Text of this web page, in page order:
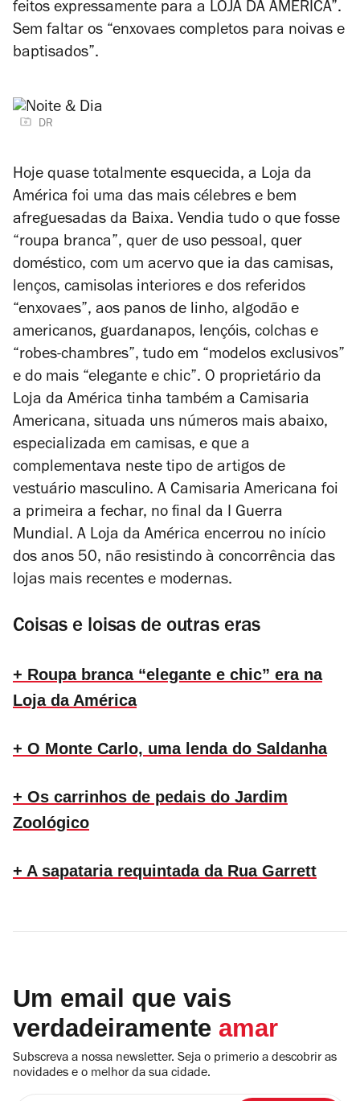
feitos expressamente para a LOJA DA AMÉRICA”.
Sem faltar os “enxovaes completos para noivas e
baptisados”.
DR
Hoje quase totalmente esquecida, a Loja da
América foi uma das mais célebres e bem
afreguesadas da Baixa. Vendia tudo o que fosse
“roupa branca”, quer de uso pessoal, quer
doméstico, com um acervo que ia das camisas,
lenços, camisolas interiores e dos referidos
“enxovaes”, aos panos de linho, algodão e
americanos, guardanapos, lençóis, colchas e
“robes-chambres”, tudo em “modelos exclusivos”
e do mais “elegante e chic”. O proprietário da
Loja da América tinha também a Camisaria
Americana, situada uns números mais abaixo,
especializada em camisas, e que a
complementava neste tipo de artigos de
vestuário masculino. A Camisaria Americana foi
a primeira a fechar, no final da I Guerra
Mundial. A Loja da América encerrou no início
dos anos 50, não resistindo à concorrência das
lojas mais recentes e modernas.
Coisas e loisas de outras eras
+ Roupa branca “elegante e chic” era na
Loja da América
+ O Monte Carlo, uma lenda do Saldanha
+ Os carrinhos de pedais do Jardim
Zoológico
+ A sapataria requintada da Rua Garrett
Um email que vais
verdadeiramente amar
Subscreva a nossa newsletter. Seja o primerio a descobrir as
novidades e o melhor da sua cidade.